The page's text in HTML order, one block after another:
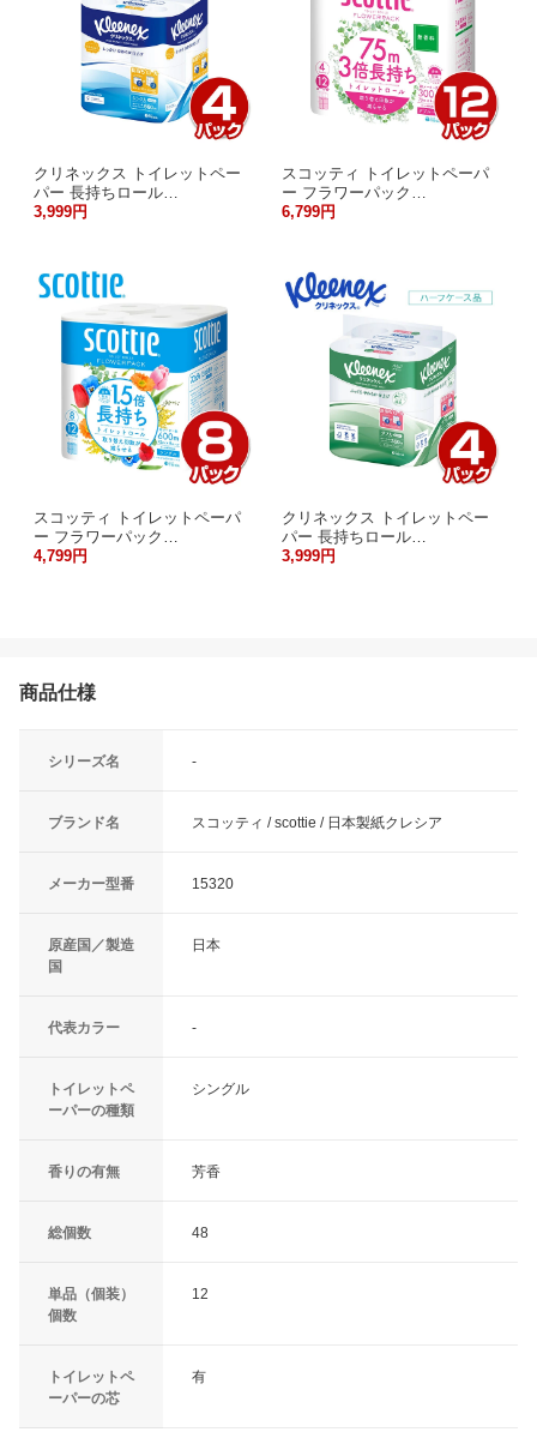
クリネックス トイレットペー
パー 長持ちロール…
3,999円
スコッティ トイレットペーパ
ー フラワーパック…
6,799円
スコッティ トイレットペーパ
ー フラワーパック…
4,799円
クリネックス トイレットペー
パー 長持ちロール…
3,999円
商品仕様
シリーズ名 -
ブランド名 スコッティ / scottie / 日本製紙クレシア
メーカー型番 15320
原産国／製造
国
日本
代表カラー -
トイレットペ
ーパーの種類
シングル
香りの有無 芳香
総個数 48
単品（個装）
個数
12
トイレットペ
ーパーの芯
有